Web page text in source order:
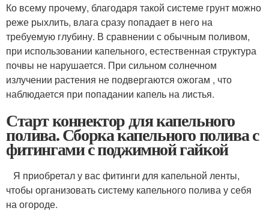
Ко всему прочему, благодаря такой системе грунт можно
реже рыхлить, влага сразу попадает в него на
требуемую глубину. В сравнении с обычным поливом,
при использовании капельного, естественная структура
почвы не нарушается. При сильном солнечном
излучении растения не подвергаются ожогам , что
наблюдается при попадании капель на листья.
Старт коннектор для капельного
полива. Сборка капельного полива с
фитингами с поджимной гайкой
Я приобретал у вас фитинги для капельной ленты,
чтобы организовать систему капельного полива у себя
на огороде.